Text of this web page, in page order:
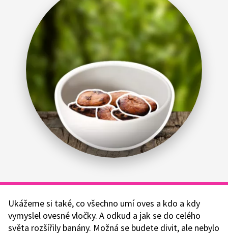
Ukážeme si také, co všechno umí oves a kdo a kdy
vymyslel ovesné vločky. A odkud a jak se do celého
světa rozšířily banány. Možná se budete divit, ale nebylo